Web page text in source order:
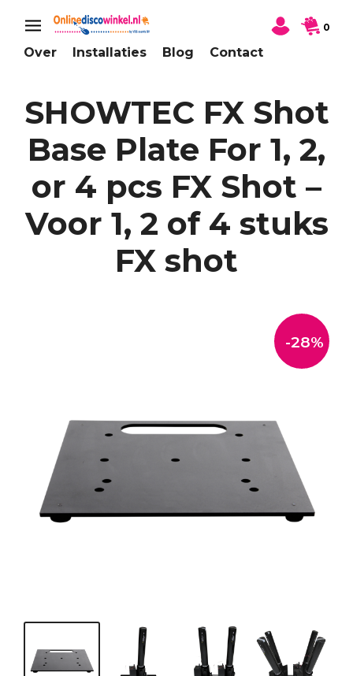
Over Installaties Blog Contact
0
SHOWTEC FX Shot
Base Plate For 1, 2,
or 4 pcs FX Shot –
Voor 1, 2 of 4 stuks
FX shot
-28%